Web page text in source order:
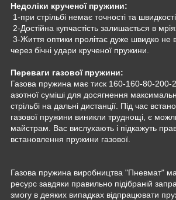
Недоліки крученої пружини:
1-при стрільбі немає точності та швидкості,
2-Достійна купчастість залишається в
3-Життя оптики пролітає дуже швидко не
через бічні удари крученої пружини.
Переваги газової пружини:
Газова пружина має тиск 160-160-80-
азотної суміші для досягнення
стрільбі на дальні дистанції. Під час
газової пружини виникли труднощі, є
майстрам. Вас вислухають і підкажуть
встановлення пружини газової.
Газова пружина виробництва "Пневмат"
ресурс завдяки правильно підібраній
змогу в деяких випадках відпрацювати